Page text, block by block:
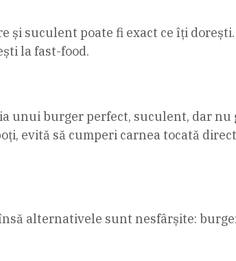
și suculent poate fi exact ce îți
la fast-food.
unui burger perfect, suculent, dar nu
evită să cumperi carnea tocată
alternativele sunt nesfârșite: